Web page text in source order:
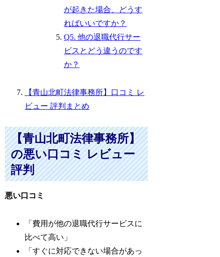
が起きた場合、どうす
ればいいですか？
Q5. 他の退職代行サー
ビスとどう違うのです
か？
【青山北町法律事務所】口コミ レ
ビュー 評判まとめ
【青山北町法律事務所】
の悪い口コミ レビュー
評判
悪い口コミ
「費用が他の退職代行サービスに
比べて高い」
「すぐに対応できない場合があっ